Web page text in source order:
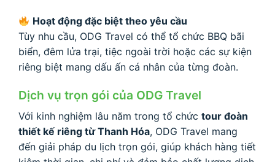
Hoạt động đặc biệt theo yêu cầu
Tùy nhu cầu, ODG Travel có thể tổ chức BBQ bãi
biển, đêm lửa trại, tiệc ngoài trời hoặc các sự kiện
riêng biệt mang dấu ấn cá nhân của từng đoàn.
Dịch vụ trọn gói của ODG Travel
Với kinh nghiệm lâu năm trong tổ chức tour đoàn
thiết kế riêng từ Thanh Hóa, ODG Travel mang
đến giải pháp du lịch trọn gói, giúp khách hàng tiết